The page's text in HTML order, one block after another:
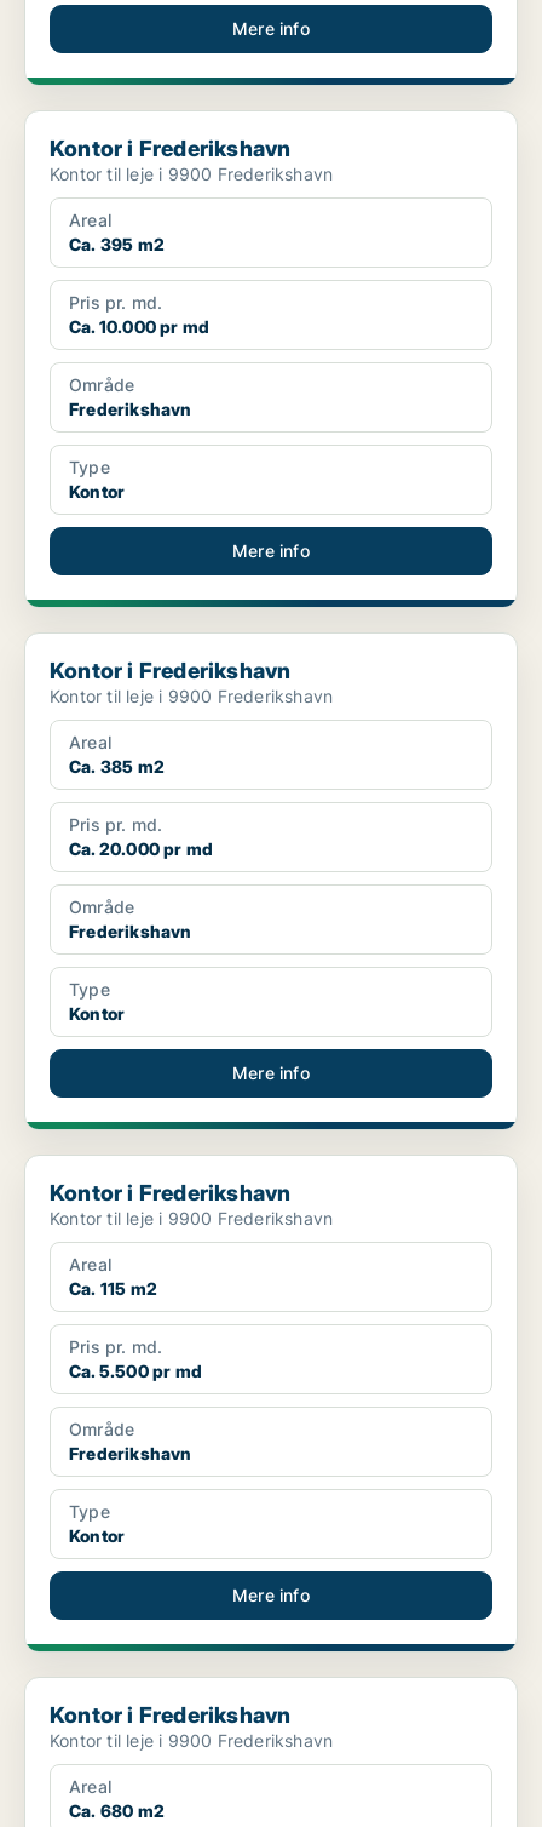
Mere info
Kontor i Frederikshavn
Kontor i Frederikshavn
Kontor til leje i 9900 Frederikshavn
Areal
Ca. 395 m2
Pris pr. md.
Ca. 10.000 pr md
Område
Frederikshavn
Type
Kontor
Mere info
Kontor i Frederikshavn
Kontor i Frederikshavn
Kontor til leje i 9900 Frederikshavn
Areal
Ca. 385 m2
Pris pr. md.
Ca. 20.000 pr md
Område
Frederikshavn
Type
Kontor
Mere info
Kontor i Frederikshavn
Kontor i Frederikshavn
Kontor til leje i 9900 Frederikshavn
Areal
Ca. 115 m2
Pris pr. md.
Ca. 5.500 pr md
Område
Frederikshavn
Type
Kontor
Mere info
Kontor i Frederikshavn
Kontor i Frederikshavn
Kontor til leje i 9900 Frederikshavn
Areal
Ca. 680 m2